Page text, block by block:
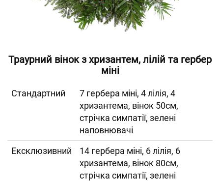
Траурний вінок з хризантем, лілій та гербер
міні
Cтандартний
7 гербера міні, 4 лілія, 4
хризантема, вінок 50см,
стрічка симпатії, зелені
наповнювачі
Ексклюзивний
14 гербера міні, 6 лілія, 6
хризантема, вінок 80см,
стрічка симпатії, зелені